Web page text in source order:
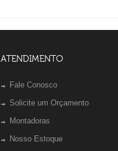
ATENDIMENTO
Fale Conosco
Solicite um Orçamento
Montadoras
Nosso Estoque